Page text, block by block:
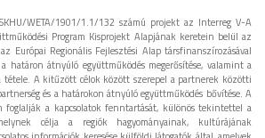
WETA/1901/1.1/132 számú projekt az Interreg V-A
Program Kisprojekt Alapjának keretein belül az
Európai Regionális Fejlesztési Alap társfinanszírozásával
határon átnyúló együttműködés megerősítése, valamint a
A kitűzött célok között szerepel a partnerek közötti
és a határokon átnyúló együttműködés bővítése. A
foglalják a kapcsolatok fenntartását, különös tekintettel a
célja a regiók hagyományainak, kultúrájának